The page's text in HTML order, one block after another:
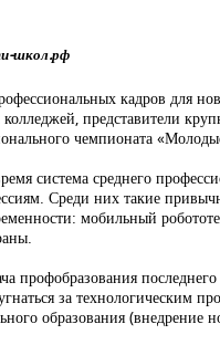
школ.рф
кадров для
представители
чемпионата
система среднего
Среди них такие
мобильный
профобразования
за технологическим
образования